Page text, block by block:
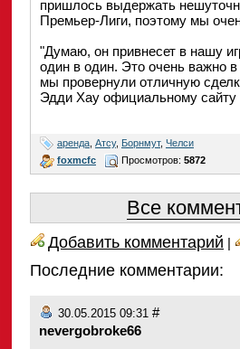
пришлось выдержать
Премьер-Лиги, поэтому мы
"Думаю, он привнесет в нашу
один в один. Это очень важно
мы провернули отличную
Эдди Хау официальному сайту
аренда Атсу, Борнмут, Челси
foxmcfc
Просмотров: 5872
Все
Добавить комментарий |
Последние комментарии:
30.05.2015 09:31 #
nevergobroke66